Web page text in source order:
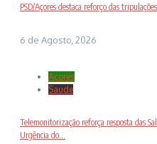
PSD/Açores destaca reforço das
6 de Agosto, 2026
Açores
Saude
Telemonitorização reforça resposta das
Urgência do...